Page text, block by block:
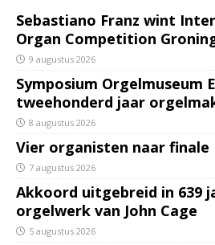
Sebastiano Franz wint
Organ Competition
9 augustus 2026
Symposium Orgelmuseum
tweehonderd jaar
8 augustus 2026
Vier organisten naar finale
7 augustus 2026
Akkoord uitgebreid in 639
orgelwerk van John Cage
5 augustus 2026